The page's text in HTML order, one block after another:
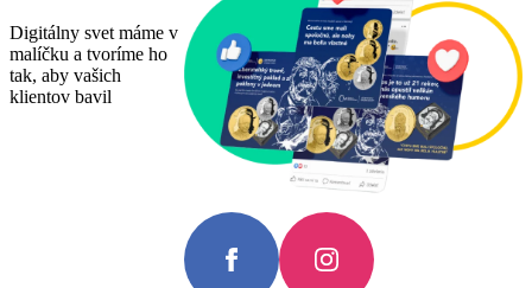
Digitálny svet máme v
malíčku a tvoríme ho
tak, aby vašich
klientov bavil